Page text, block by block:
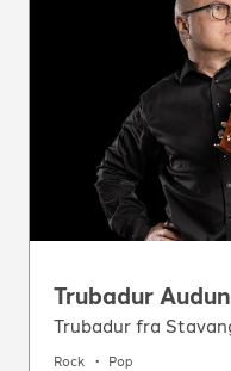
Trubadur
Trubadur fra
Rock Pop